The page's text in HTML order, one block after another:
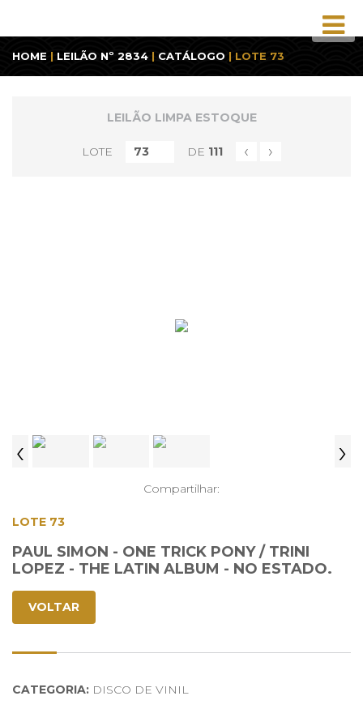
HOME | LEILÃO Nº 2834 | CATÁLOGO | LOTE 73
LEILÃO LIMPA ESTOQUE
LOTE DE 111 ‹ ›
‹ ›
Compartilhar:
LOTE 73
PAUL SIMON - ONE TRICK PONY / TRINI
LOPEZ - THE LATIN ALBUM - NO ESTADO.
VOLTAR
CATEGORIA: DISCO DE VINIL